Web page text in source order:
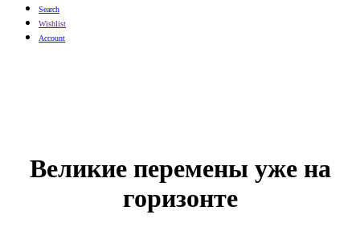
Search
Wishlist
Account
Великие перемены уже на
горизонте